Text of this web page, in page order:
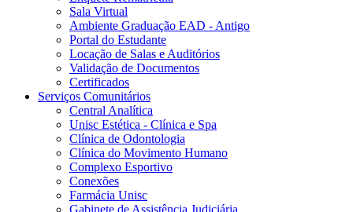
Sala Virtual
Ambiente Graduação EAD - Antigo
Portal do Estudante
Locação de Salas e Auditórios
Validação de Documentos
Certificados
Serviços Comunitários
Central Analítica
Unisc Estética - Clínica e Spa
Clínica de Odontologia
Clínica do Movimento Humano
Complexo Esportivo
Conexões
Farmácia Unisc
Gabinete de Assistência Judiciária